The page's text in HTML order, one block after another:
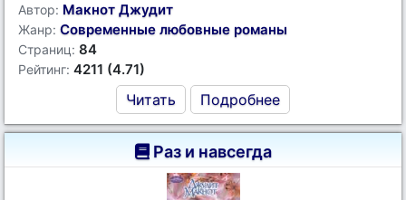
Автор: Макнот Джудит
Жанр: Современные любовные романы
Страниц: 84
Рейтинг: 4211 (4.71)
Читать Подробнее
Раз и навсегда